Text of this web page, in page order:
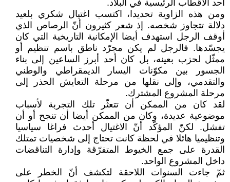
أحد الأقطاب الرئيسية في البلاد.
ومن هذه الزاوية تحديدا، اكتسب اغتيال شكري بلعيد
دلالة تتجاوز شخصه. إذ شعر كثيرون أنّ الرصاص الذي
أوقف الرجل استهدف أيضا الإمكانية التاريخية التي كان
يجسّدها. فالرجل لم يكن مجرّد ناطق باسم تنظيم أو
ممثّل لحزب بعينه، بل كان أحد أبرز الساعين إلى بناء
الجسور بين مكوّنات اليسار الديمقراطي والوطني
والتقدمي، وإلى نقلها من مرحلة التعايش الحذر إلى
مرحلة المشروع المشترك.
لقد كان من الممكن أن تتعثّر تلك التجربة لأسباب
موضوعية عديدة، وكان من الممكن أيضا أن تنجح أو أن
تفشل. لكنّ المؤكّد أنّ الاغتيال أحدث فراغا سياسيا
وتنظيميا هائلا في لحظة كانت تحتاج إلى شخصيات تمتلك
القدرة على جمع الخيوط المتفرّقة وإدارة التناقضات
داخل المشروع الواحد.
ثمّ جاءت السنوات اللاحقة لتكشف أنّ الخطر على